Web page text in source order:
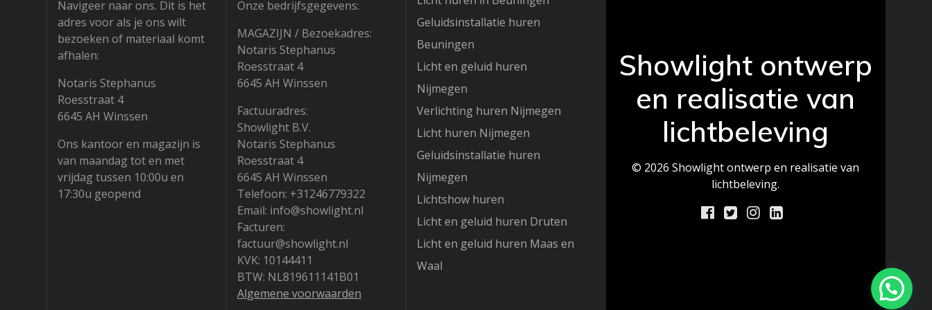
Navigeer naar ons. Dit is het
adres voor als je ons wilt
bezoeken of materiaal komt
afhalen:
Notaris Stephanus
Roesstraat 4
6645 AH Winssen
Ons kantoor en magazijn is
van maandag tot en met
vrijdag tussen 10:00u en
17:30u geopend
Onze bedrijfsgegevens:
MAGAZIJN / Bezoekadres:
Notaris Stephanus
Roesstraat 4
6645 AH Winssen
Factuuradres:
Showlight B.V.
Notaris Stephanus
Roesstraat 4
6645 AH Winssen
Telefoon: +31246779322
Email: info@showlight.nl
Facturen:
factuur@showlight.nl
KVK: 10144411
BTW: NL819611141B01
Algemene voorwaarden
Geluidsinstallatie huren
Beuningen
Licht en geluid huren
Nijmegen
Verlichting huren Nijmegen
Licht huren Nijmegen
Geluidsinstallatie huren
Nijmegen
Lichtshow huren
Licht en geluid huren Druten
Licht en geluid huren Maas en
Waal
Showlight ontwerp
en realisatie van
lichtbeleving
© 2026 Showlight ontwerp en realisatie van
lichtbeleving.